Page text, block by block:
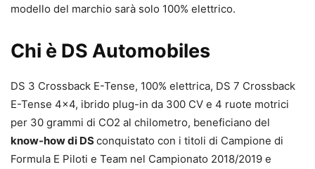
modello del marchio sarà solo 100% elettrico.
Chi è DS Automobiles
DS 3 Crossback E-Tense, 100% elettrica, DS 7 Crossback
E-Tense 4×4, ibrido plug-in da 300 CV e 4 ruote motrici
per 30 grammi di CO2 al chilometro, beneficiano del
know-how di DSconquistato con i titoli di Campione di
Formula E Piloti e Team nel Campionato 2018/2019 e